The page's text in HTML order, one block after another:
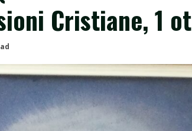
Cristiane, 1